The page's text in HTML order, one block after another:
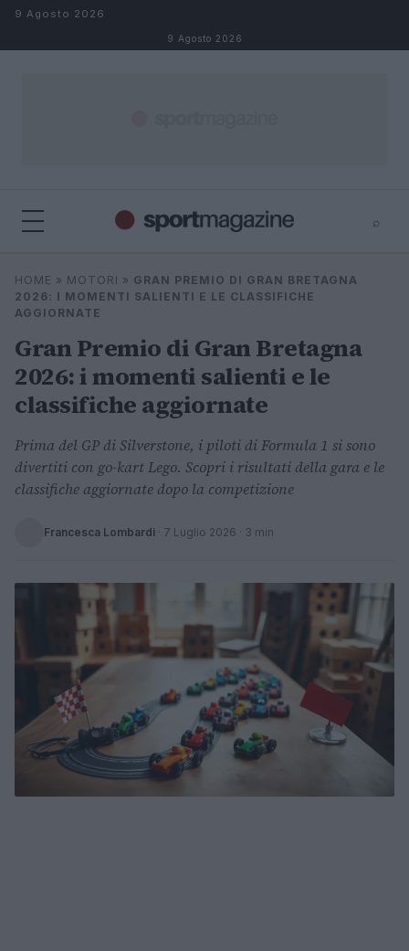
Salta al contenuto
9 Agosto 2026
9 Agosto 2026
⌕
Cerca
⌕
HOME » MOTORI » GRAN PREMIO DI GRAN BRETAGNA
2026: I MOMENTI SALIENTI E LE CLASSIFICHE
AGGIORNATE
Gran Premio di Gran Bretagna
2026: i momenti salienti e le
classifiche aggiornate
Prima del GP di Silverstone, i piloti di Formula 1 si sono
divertiti con go-kart Lego. Scopri i risultati della gara e le
classifiche aggiornate dopo la competizione
Francesca Lombardi · 7 Luglio 2026 · 3 min